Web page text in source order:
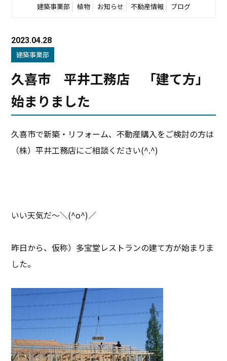
建築事業部 植物 お知らせ 不動産情報 ブログ
2023.04.28
建築事業部
久喜市 平井工務店 「建て方」
始まりました
久喜市で新築・リフォーム、不動産購入をご検討の方は
（株）平井工務店にご相談ください(^.^)
いい天気だ～＼(^o^)／
昨日から、仮称）多宝堂レストランの建て方が始まりま
した。